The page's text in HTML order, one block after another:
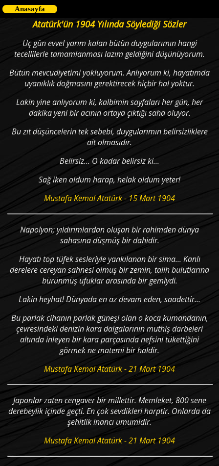
Anasayfa
Atatürk'ün 1904 Yılında Söylediği Sözler
Üç gün evvel yarım kalan bütün duygularımın hangi
tecellilerle tamamlanması lazım geldiğini düşünüyorum.
Bütün mevcudiyetimi yokluyorum. Anlıyorum ki, hayatımda
uyanıklık doğmasını gerektirecek hiçbir hal yoktur.
Lakin yine anlıyorum ki, kalbimin sayfaları her gün, her
dakika yeni bir acının ortaya çıktığı saha oluyor.
Bu zıt düşüncelerin tek sebebi, duygularımın belirsizliklere
ait olmasıdır.
Belirsiz... O kadar belirsiz ki...
Sağ iken oldum harap, helak oldum yeter!
Mustafa Kemal Atatürk - 15 Mart 1904
Napolyon; yıldırımlardan oluşan bir rahimden dünya
sahasına düşmüş bir dahidir.
Hayatı top tüfek sesleriyle yankılanan bir sima... Kanlı
derelere cereyan sahnesi olmuş bir zemin, talih bulutlarına
bürünmüş ufuklar arasında bir gemiydi.
Lakin heyhat! Dünyada en az devam eden, saadettir...
Bu parlak cihanın parlak güneşi olan o koca kumandanın,
çevresindeki denizin kara dalgalarının müthiş darbeleri
altında inleyen bir kara parçasında nefsini tükettiğini
görmek ne matemi bir haldir.
Mustafa Kemal Atatürk - 21 Mart 1904
Japonlar zaten cengaver bir millettir. Memleket, 800 sene
derebeylik içinde geçti. En çok sevdikleri harptir. Onlarda da
şehitlik inancı umumidir.
Mustafa Kemal Atatürk - 21 Mart 1904